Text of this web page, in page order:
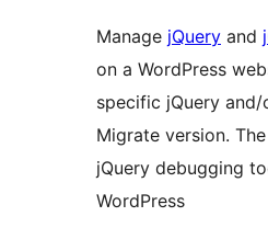
Manage jQuery and
on a WordPress
specific jQuery and/
Migrate version.
jQuery debugging
WordPress